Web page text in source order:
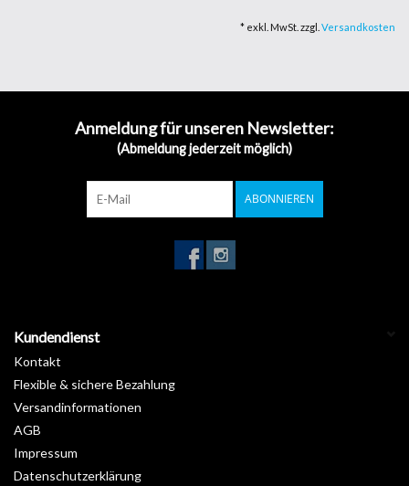
100SD / CG-100SRII / CG-100SRIII / CG-130EX / CG-130FX / CG-
0907RC / CF2-0907RT / CF2-0907T / CF2-0907TD / CF2-0907TF /
CFS-1313 / CFR-1220 / CF-0907-2 / CF-0912-2 / CF-1215-2 / CF-
Lieferumfang: 3 Stk.
Hersteller: Werbetechnik24.ch - Originalteil (baugleich SPB-
* exkl. MwSt. zzgl. Versandkosten
Anmeldung für unseren Newsletter:
(Abmeldung jederzeit möglich)
ABONNIEREN
Kundendienst
Kontakt
Flexible & sichere Bezahlung
Versandinformationen
AGB
Impressum
Datenschutzerklärung